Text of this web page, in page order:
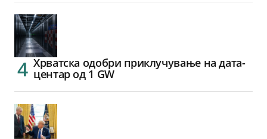
Хрватска одобри приклучување на дата-
центар од 1 GW